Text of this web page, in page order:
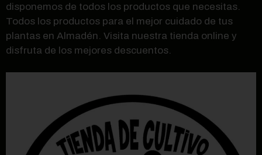
disponemos de todos los productos que necesitas.
Todos los productos para el mejor cuidado de tus
plantas en Almadén. Visita nuestra tienda online y
disfruta de los mejores descuentos.